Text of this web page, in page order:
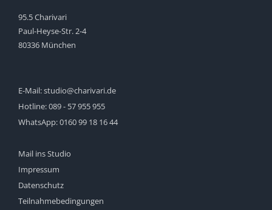
95.5 Charivari
Paul-Heyse-Str. 2-4
80336 München
E-Mail:studio@charivari.de
Hotline:089 - 57 955 955
WhatsApp:0160 99 18 16 44
Mail ins Studio
Impressum
Datenschutz
Teilnahmebedingungen